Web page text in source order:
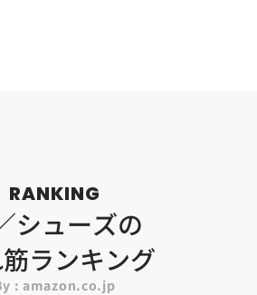
RANKING
シューズの
ランキング
: amazon.co.jp